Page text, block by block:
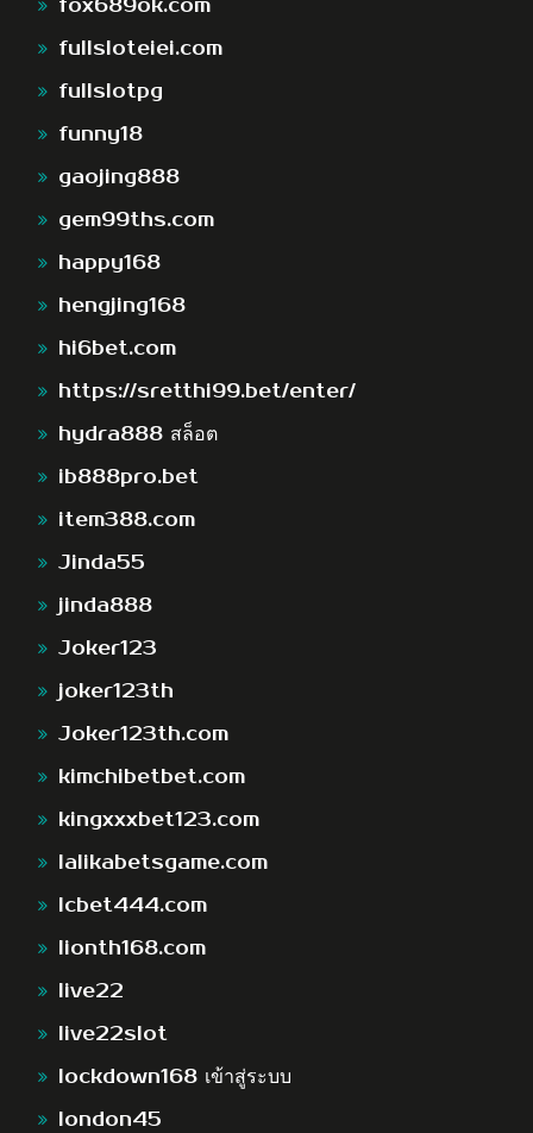
fox689ok.com
fullsloteiei.com
fullslotpg
funny18
gaojing888
gem99ths.com
happy168
hengjing168
hi6bet.com
https://sretthi99.bet/enter/
hydra888 สล็อต
ib888pro.bet
item388.com
Jinda55
jinda888
Joker123
joker123th
Joker123th.com
kimchibetbet.com
kingxxxbet123.com
lalikabetsgame.com
lcbet444.com
lionth168.com
live22
live22slot
lockdown168 เข้าสู่ระบบ
london45